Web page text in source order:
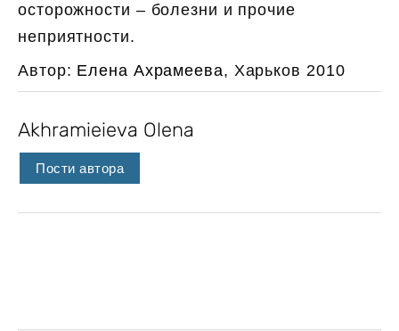
осторожности – болезни и прочие
неприятности.
Автор: Елена Ахрамеева, Харьков 2010
Akhramieieva Olena
Пости автора